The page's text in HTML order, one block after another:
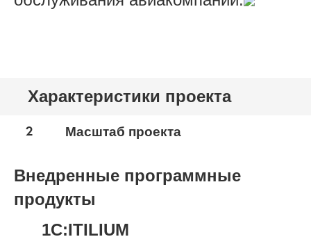
Характеристики проекта
2 Масштаб проекта
Внедренные программные
продукты
1С:ITILIUM